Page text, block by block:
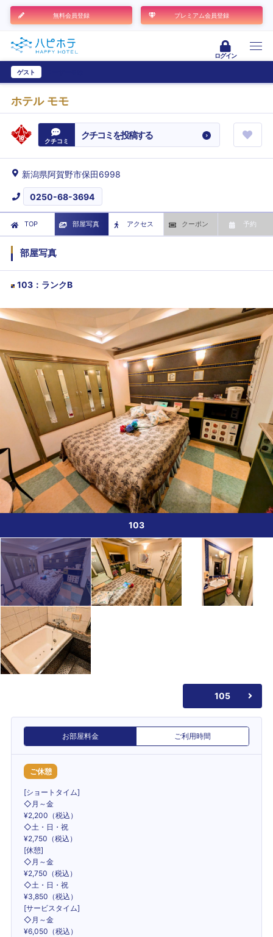
無料会員登録 プレミアム会員登録
ログイン
ゲスト
ホテル モモ
クチコミ クチコミを投稿する
新潟県阿賀野市保田6998
0250-68-3694
TOP 部屋写真 アクセス クーポン 予約
部屋写真
103 ： ランクB
103
105
お部屋料金 ご利用時間
ご休憩
[ショートタイム]
◇月～金
¥2,200（税込）
◇土・日・祝
¥2,750（税込）
[休憩]
◇月～金
¥2,750（税込）
◇土・日・祝
¥3,850（税込）
[サービスタイム]
◇月～金
¥6,050（税込）